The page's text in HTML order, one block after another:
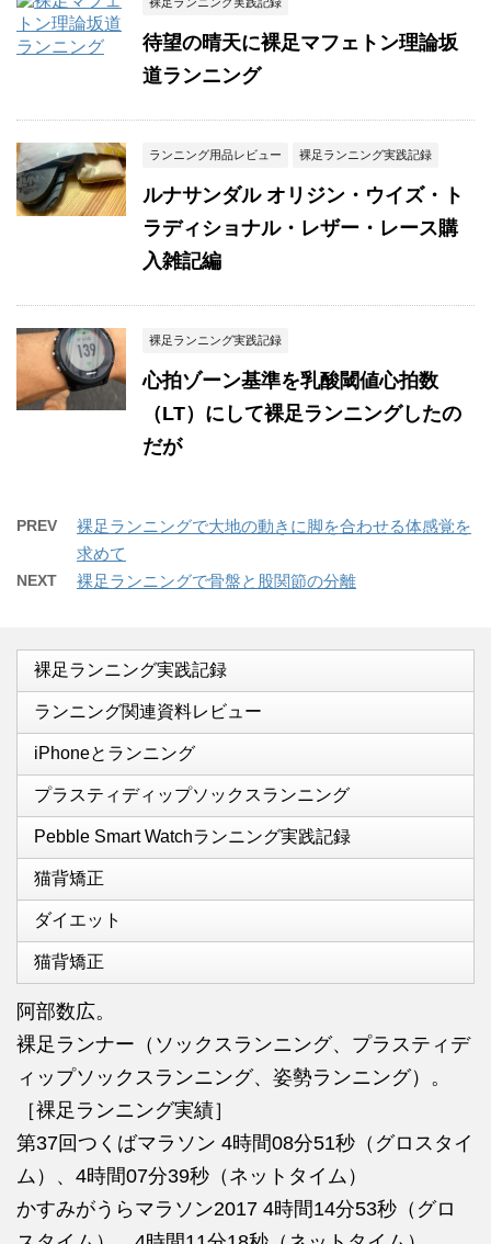
待望の晴天に裸足マフェトン理論坂
道ランニング
ランニング用品レビュー 裸足ランニング実践記録
ルナサンダル オリジン・ウイズ・ト
ラディショナル・レザー・レース購
入雑記編
裸足ランニング実践記録
心拍ゾーン基準を乳酸閾値心拍数
（LT）にして裸足ランニングしたの
だが
PREV
裸足ランニングで大地の動きに脚を合わせる体感覚を
求めて
NEXT 裸足ランニングで骨盤と股関節の分離
裸足ランニング実践記録
ランニング関連資料レビュー
iPhoneとランニング
プラスティディップソックスランニング
Pebble Smart Watchランニング実践記録
猫背矯正
ダイエット
猫背矯正
阿部数広。
裸足ランナー（ソックスランニング、プラスティデ
ィップソックスランニング、姿勢ランニング）。
［裸足ランニング実績］
第37回つくばマラソン 4時間08分51秒（グロスタイ
ム）、4時間07分39秒（ネットタイム）
かすみがうらマラソン2017 4時間14分53秒（グロ